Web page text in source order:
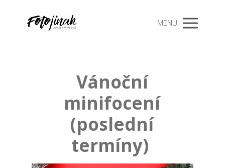
MENU
Vánoční
minifocení
(poslední
termíny)